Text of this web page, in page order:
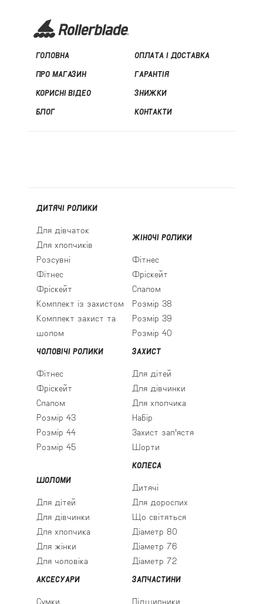
ГОЛОВНА
ПРО МАГАЗИН
КОРИСНІ ВІДЕО
БЛОГ
ОПЛАТА І ДОСТАВКА
ГАРАНТІЯ
ЗНИЖКИ
КОНТАКТИ
ДИТЯЧІ РОЛИКИ
Для дівчаток
Для хлопчиків
Розсувні
Фітнес
Фріскейт
Комплект із захистом
Комплект захист та
шолом
ЖІНОЧІ РОЛИКИ
Фітнес
Фріскейт
Слалом
Розмір 38
Розмір 39
Розмір 40
ЧОЛОВІЧІ РОЛИКИ
Фітнес
Фріскейт
Слалом
Розмір 43
Розмір 44
Розмір 45
ЗАХИСТ
Для дітей
Для дівчинки
Для хлопчика
Набір
Захист зап'ястя
Шорти
ШОЛОМИ
Для дітей
Для дівчинки
Для хлопчика
Для жінки
Для чоловіка
КОЛЕСА
Дитячі
Для дорослих
Що світяться
Діаметр 80
Діаметр 76
Діаметр 72
АКСЕСУАРИ
Сумки
ЗАПЧАСТИНИ
Підшипники